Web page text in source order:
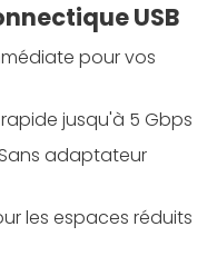
USB
pour vos
jusqu'à 5 Gbps
Sans adaptateur
les espaces réduits